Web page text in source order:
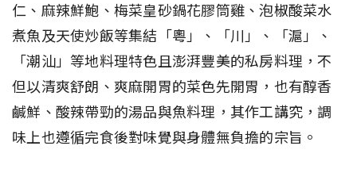
仁、麻辣鮮鮑、梅菜皇砂鍋花膠筒雞、泡椒酸菜水
煮魚及天使炒飯等集結「粵」、「川」、「滬」、
「潮汕」等地料理特色且澎湃豐美的私房料理，不
但以清爽舒朗、爽麻開胃的菜色先開胃，也有醇香
鹹鮮、酸辣帶勁的湯品與魚料理，其作工講究，調
味上也遵循完食後對味覺與身體無負擔的宗旨。